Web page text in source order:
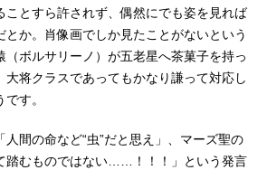
ことすら許されず、偶然にでも姿を見れば
とか。肖像画でしか見たことがないという
（ボルサリーノ）が五老星へ茶菓子を持っ
大将クラスであってもかなり謙って対応し
す。
人間の命など“虫”だと思え」、マーズ聖の
踏むものではない……！！！」という発言